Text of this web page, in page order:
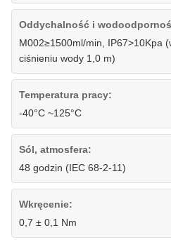
Oddychalność i
M002≥1500ml/min, IP67>10Kpa
ciśnieniu wody 1,0 m)
Temperatura pracy:
-40°C ~125°C
Sól, atmosfera:
48 godzin (IEC 68-2-11)
Wkręcenie:
0,7 ± 0,1 Nm